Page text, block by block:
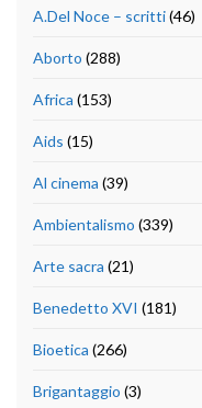
A.Del Noce – scritti(46)
Aborto (288)
Africa (153)
Aids (15)
Al cinema (39)
Ambientalismo (339)
Arte sacra (21)
Benedetto XVI (181)
Bioetica (266)
Brigantaggio (3)